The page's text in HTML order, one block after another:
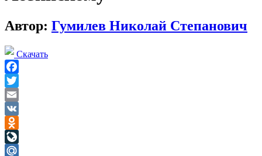
Автор: Гумилев Николай Степанович
Скачать
Facebook
Twitter
Email
VK
Odnoklassniki
LiveJournal